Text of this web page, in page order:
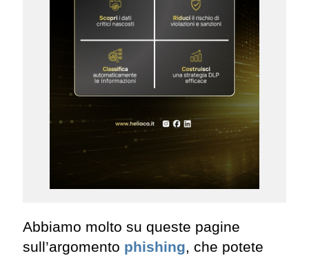
Abbiamo molto su queste pagine
sull’argomento phishing, che potete